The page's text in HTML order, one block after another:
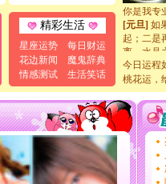
精彩生活
星座运势
每日财运
花边新闻
魔鬼辞典
情感测试
生活笑话
你是我专
[元旦] 如
起；二是
离。水晶
[元旦]当
泣，这痛
[春节]风
颜！冬
道一声平
[春节]
传
片叶子
送你一
今日运程
桃花运，